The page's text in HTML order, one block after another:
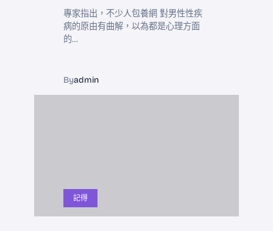
專家指出，不少人包養網 對男性性疾
病的原由有曲解，以為都是心理方面
的…
Byadmin
記得